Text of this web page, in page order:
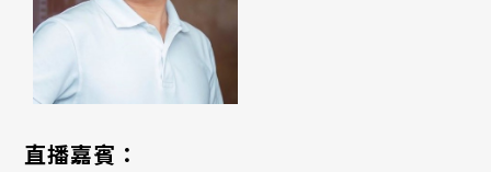
直播嘉賓：